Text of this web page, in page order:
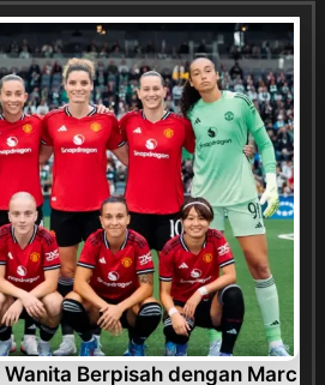
Berpisah dengan Marc